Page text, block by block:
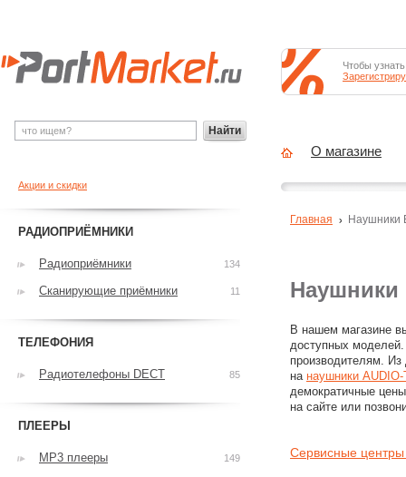
Наушники
В нашем магазине
доступных
производителям.
на наушники
демократичные
на сайте или
Сервисные
Главная Наушники
Акции и скидки
РАДИОПРИЁМНИКИ
Радиоприёмники 134
Сканирующие приёмники 11
ТЕЛЕФОНИЯ
Радиотелефоны DECT 85
ПЛЕЕРЫ
MP3 плееры 149
Найти
Чтобы
О магазине